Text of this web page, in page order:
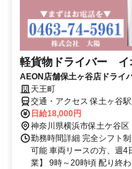
軽貨物ドライバー イ
AEON店舗保土ヶ谷店ドライ
天王町
交通・アクセス 保土ヶ谷
日給18,000円
神奈川県横浜市保土ケ谷区
勤務時間詳細 完全シフト
可能 車両リースの方、週4
業】 9時～20時頃 配り終